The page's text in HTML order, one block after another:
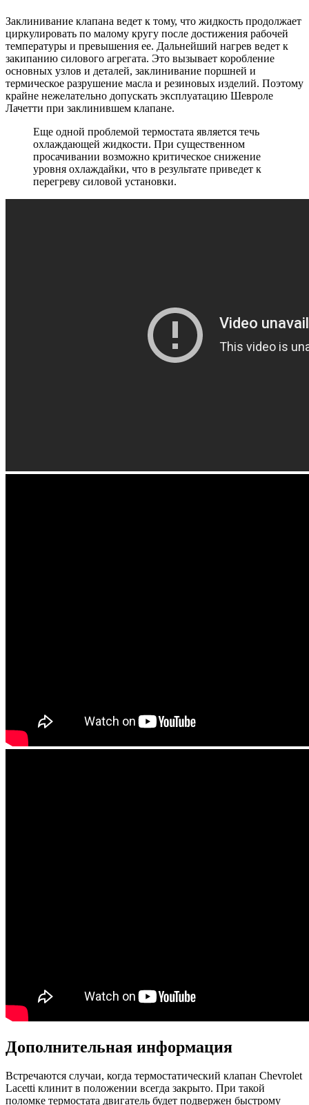
Заклинивание клапана ведет к тому, что жидкость продолжает
циркулировать по малому кругу после достижения рабочей
температуры и превышения ее. Дальнейший нагрев ведет к
закипанию силового агрегата. Это вызывает коробление
основных узлов и деталей, заклинивание поршней и
термическое разрушение масла и резиновых изделий. Поэтому
крайне нежелательно допускать эксплуатацию Шевроле
Лачетти при заклинившем клапане.
Еще одной проблемой термостата является течь
охлаждающей жидкости. При существенном
просачивании возможно критическое снижение
уровня охлаждайки, что в результате приведет к
перегреву силовой установки.
Дополнительная информация
Встречаются случаи, когда термостатический клапан Chevrolet
Lacetti клинит в положении всегда закрыто. При такой
поломке термостата двигатель будет подвержен быстрому